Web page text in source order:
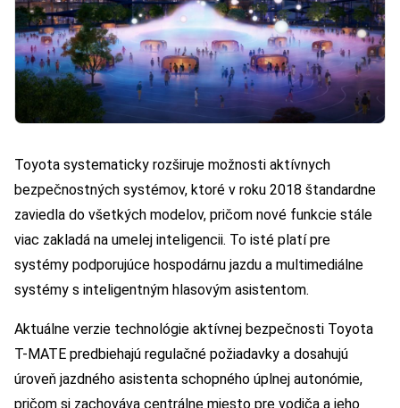
Toyota systematicky rozširuje možnosti aktívnych
bezpečnostných systémov, ktoré v roku 2018 štandardne
zaviedla do všetkých modelov, pričom nové funkcie stále
viac zakladá na umelej inteligencii. To isté platí pre
systémy podporujúce hospodárnu jazdu a multimediálne
systémy s inteligentným hlasovým asistentom.
Aktuálne verzie technológie aktívnej bezpečnosti Toyota
T-MATE predbiehajú regulačné požiadavky a dosahujú
úroveň jazdného asistenta schopného úplnej autonómie,
pričom si zachováva centrálne miesto pre vodiča a jeho